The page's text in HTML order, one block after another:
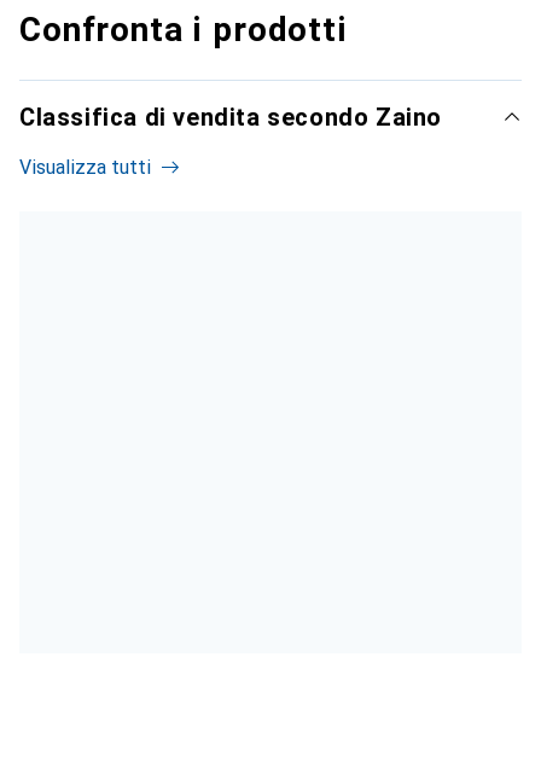
Confronta i prodotti
Classifica di vendita secondo Zaino
Visualizza tutti